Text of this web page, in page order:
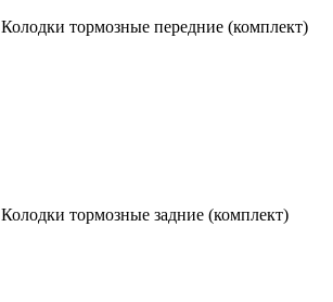
Колодки тормозные передние (комплект)
Колодки тормозные задние (комплект)